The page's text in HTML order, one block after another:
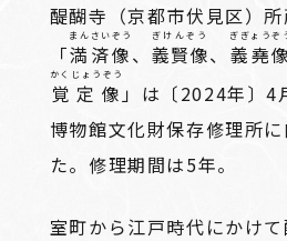
醍醐寺（京都市伏見区）
「満済像
まんさいぞう
、 義賢像
ぎけんぞう
、 義堯像
ぎぎょうぞ
覚定像
かくじょうぞう
」は〔2024年〕4
博物館文化財保存修理所
た。修理期間は5年。
室町から江戸時代にかけ